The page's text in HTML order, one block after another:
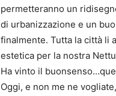
permetteranno un
di urbanizzazione e un
finalmente. Tutta la città li
estetica per la nostra
Ha vinto il
Oggi, e non me ne